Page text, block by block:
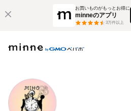
お買いものがもっとお得に
minneのアプリ
3万件以上